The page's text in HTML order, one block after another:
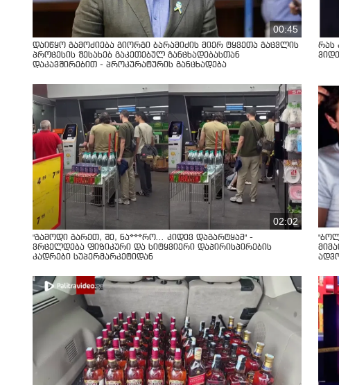
00:45
დაიწყო გამოძიება გიორგი ბარამიძის მიერ ტყვეთა გაცვლის
პროცესის შესახებ გაკეთებულ განცხადებასთან
დაკავშირებით - პროკურატურის განცხადება
რას
02:02
"გამოდი გარეთ, შე, ნა***რო... კიდევ დაგარტყამ" -
ვრცელდება ფიზიკური და სიტყვიერი დაპირისპირების
კადრები სუპერმარკეტიდან